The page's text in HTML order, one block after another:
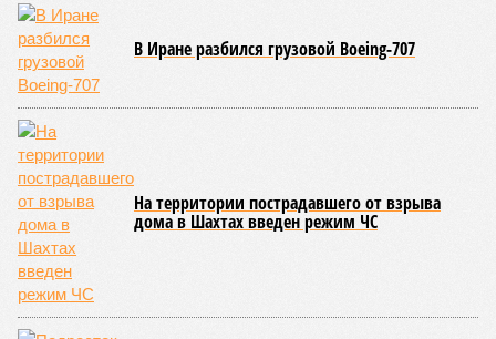
В Иране разбился грузовой Boeing-707
На территории пострадавшего от взрыва
дома в Шахтах введен режим ЧС